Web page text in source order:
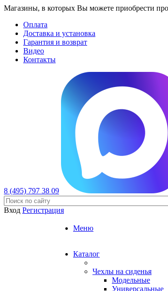
Магазины, в которых Вы можете приобрести
Оплата
Доставка и установка
Гарантия и возврат
Видео
Контакты
8 (495) 797 38 09
Вход Регистрация
Меню
Каталог
Чехлы на сиденья
Модельные
Универсальные